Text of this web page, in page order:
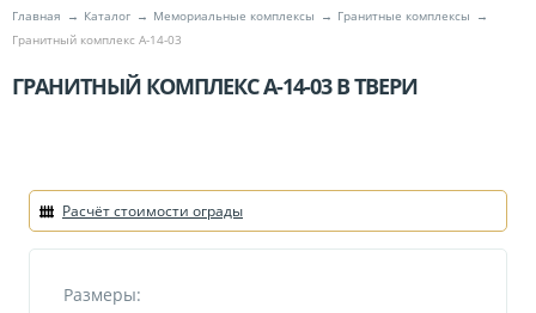
Главная Каталог Мемориальные комплексы
Гранитные комплексы
Гранитный комплекс А-14-03
ГРАНИТНЫЙ КОМПЛЕКС А-14-03 В ТВЕРИ
Расчёт стоимости ограды
Размеры: